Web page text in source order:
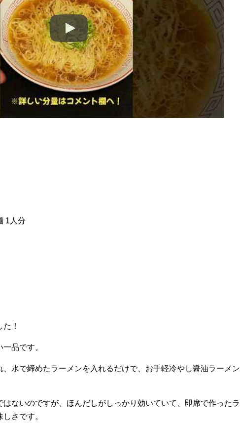
1人分
！
品です。
水で締めたラーメンを入れるだけで、お手軽冷やし醤油ラーメン
ないのですが、ほんだしがしっかり効いていて、即席で作ったラ
さです。